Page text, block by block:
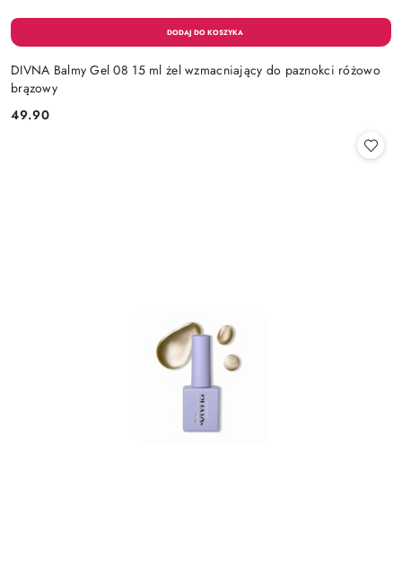
DIVNA Balmy Gel 08 15 ml żel wzmacniający do paznokci różowo
brązowy
Cena:
49.90